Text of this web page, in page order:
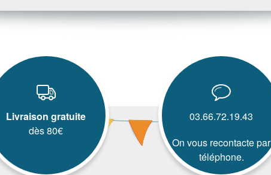
Livraison gratuite
dès 80€
03.66.72.19.43
On vous recontacte par
téléphone.